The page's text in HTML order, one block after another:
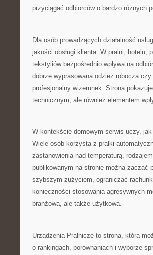
przyciągać odbiorców o bardzo różnych
Dla osób prowadzących działalność
jakości obsługi klienta. W pralni,
tekstyliów bezpośrednio wpływa na
dobrze wyprasowana odzież robocza
profesjonalny wizerunek. Strona
technicznym, ale również elementem
W kontekście domowym serwis uczy,
Wiele osób korzysta z pralki
zastanowienia nad temperaturą,
publikowanym na stronie można zacząć
szybszym zużyciem, ograniczać
konieczności stosowania agresywnych
branżową, ale także użytkową.
Urządzenia Pralnicze to strona, która
o rankingach, porównaniach i wyborze